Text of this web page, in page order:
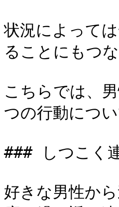
状況によって
ることにもつ
こちらでは、
つの行動につ
### しつこく
好きな男性か